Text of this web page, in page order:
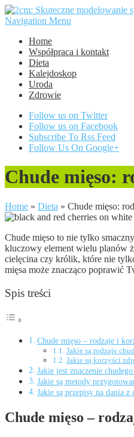
Navigation Menu
Home
Współpraca i kontakt
Dieta
Kalejdoskop
Uroda
Zdrowie
Follow us on Twitter
Follow us on Facebook
Subscribe To Rss Feed
Follow Us On Google+
Chude mięso:
Home » Dieta » Chude mięso:
Chude mięso to nie tylko
kluczowy element wielu planów
cielęcina czy królik, które nie
mięsa może znacząco poprawić
Spis treści
Chude mięso – rodzaje i
Jakie są rodzaje
Jakie są korzyści
Jakie jest znaczenie
Jakie są metody
Jakie są przepisy na dania z
Chude mięso –